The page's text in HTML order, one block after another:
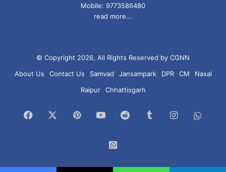
Mobile: 9773586480
read more...
© Copyright 2026, All Rights Reserved by CGNN
About Us
Contact Us Samvad Jansampark DPR CM
Naxal
Raipur
Chhattisgarh
Facebook PinterestYouTubeReddit TumblrInstagram
Group